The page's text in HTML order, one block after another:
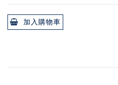
加入購物車